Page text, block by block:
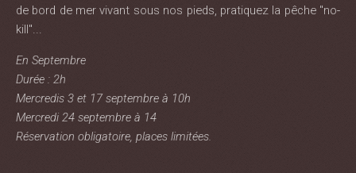
de bord de mer vivant sous nos pieds, pratiquez la pêche "no-
kill"...
En Septembre
Durée : 2h
Mercredis 3 et 17 septembre à 10h
Mercredi 24 septembre à 14
Réservation obligatoire, places limitées.